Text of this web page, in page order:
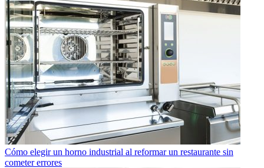
Cómo elegir un horno industrial al reformar un restaurante sin
cometer errores